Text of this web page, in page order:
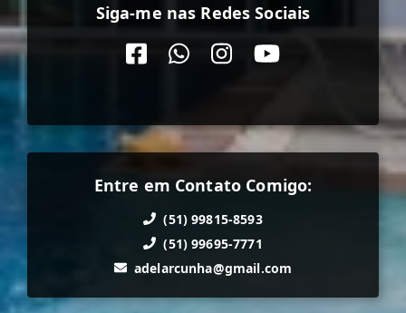
Siga-me nas Redes Sociais
Entre em Contato Comigo:
(51) 99815-8593
(51) 99695-7771
adelarcunha@gmail.com